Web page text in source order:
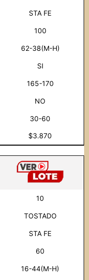
STA FE
100
62-38(M-H)
SI
165-170
NO
30-60
$3.870
10
TOSTADO
STA FE
60
16-44(M-H)